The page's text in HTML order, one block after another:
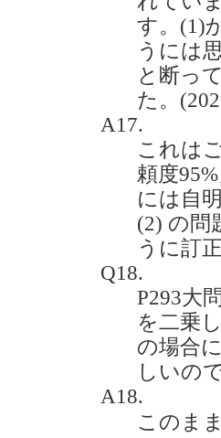
す。(1)
うには
と断っ
た。
A17.
これは
頼度
には自
(2) の問
うに訂
Q18.
P293大
を二乗
の場合
しいの
A18.
このま